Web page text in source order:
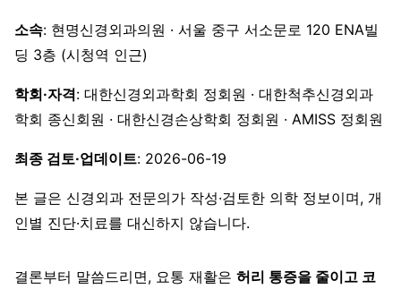
소속: 현명신경외과의원 · 서울 중구 서소문로 120 ENA빌
딩 3층 (시청역 인근)
학회·자격: 대한신경외과학회 정회원 · 대한척추신경외과
학회 종신회원 · 대한신경손상학회 정회원 · AMISS 정회원
최종 검토·업데이트: 2026-06-19
본 글은 신경외과 전문의가 작성·검토한 의학 정보이며, 개
인별 진단·치료를 대신하지 않습니다.
결론부터 말씀드리면, 요통 재활은 허리 통증을 줄이고 코